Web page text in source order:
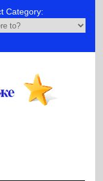
Category: